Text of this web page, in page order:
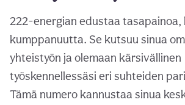
222-energian edustaa tasapainoa,
kumppanuutta. Se kutsuu sinua
yhteistyön ja olemaan kärsivällinen
työskennellessäsi eri suhteiden
Tämä numero kannustaa sinua